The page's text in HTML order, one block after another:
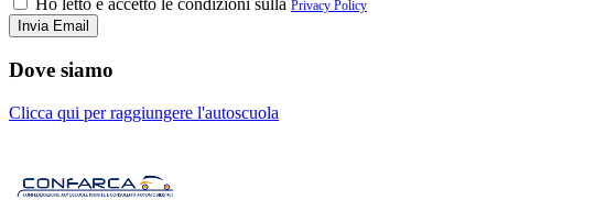
Ho letto e accetto le condizioni sulla Privacy Policy
Dove siamo
Clicca qui per raggiungere l'autoscuola